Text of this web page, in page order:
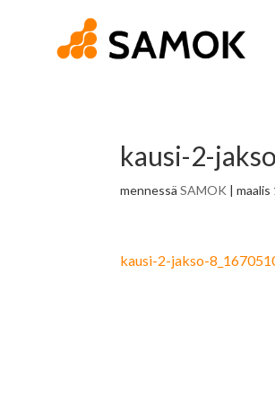
kausi-2-
mennessäSAMOK |maalis
kausi-2-jakso-